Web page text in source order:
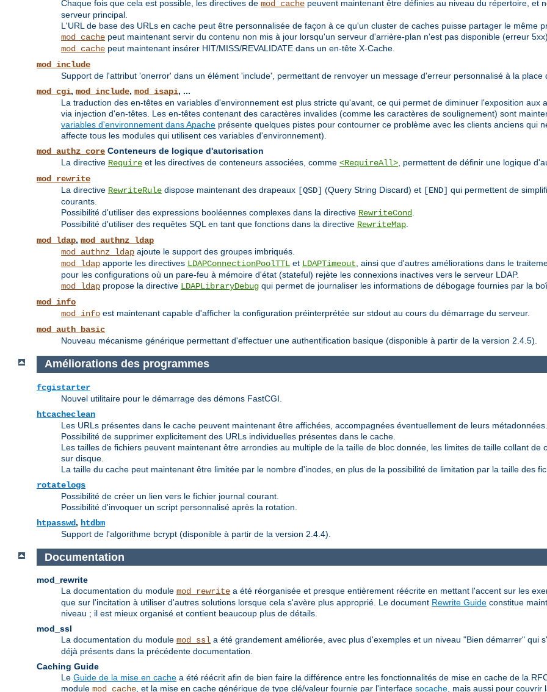
Chaque fois que cela est possible, les directives de mod_cache peuvent maintenant être définies au niveau du répertoire, et
serveur principal.
L'URL de base des URLs en cache peut être personnalisée de façon à ce qu'un cluster de caches puisse partager le même
mod_cache peut maintenant servir du contenu non mis à jour lorsqu'un serveur d'arrière-plan n'est pas disponible (erreur
mod_cache peut maintenant insérer HIT/MISS/REVALIDATE dans un en-tête X-Cache.
mod_include
Support de l'attribut 'onerror' dans un élément 'include', permettant de renvoyer un message d'erreur personnalisé à la
mod_cgi, mod_include, mod_isapi, ...
La traduction des en-têtes en variables d'environnement est plus stricte qu'avant, ce qui permet de diminuer l'exposition aux
via injection d'en-têtes. Les en-têtes contenant des caractères invalides (comme les caractères de soulignement) sont
variables d'environnement dans Apache présente quelques pistes pour contourner ce problème avec les clients anciens qui
affecte tous les modules qui utilisent ces variables d'environnement).
mod_authz_core Conteneurs de logique d'autorisation
La directive Require et les directives de conteneurs associées, comme <RequireAll>, permettent de définir une logique
mod_rewrite
La directive RewriteRule dispose maintenant des drapeaux [QSD] (Query String Discard) et [END] qui permettent de
courants.
Possibilité d'utiliser des expressions booléennes complexes dans la directive RewriteCond.
Possibilité d'utiliser des requêtes SQL en tant que fonctions dans la directive RewriteMap.
mod_ldap, mod_authnz_ldap
mod_authnz_ldap ajoute le support des groupes imbriqués.
mod_ldap apporte les directives LDAPConnectionPoolTTL et LDAPTimeout, ainsi que d'autres améliorations dans le
pour les configurations où un pare-feu à mémoire d'état (stateful) rejète les connexions inactives vers le serveur LDAP.
mod_ldap propose la directive LDAPLibraryDebug qui permet de journaliser les informations de débogage fournies par la
mod_info
mod_info est maintenant capable d'afficher la configuration préinterprétée sur stdout au cours du démarrage du serveur.
mod_auth_basic
Nouveau mécanisme générique permettant d'effectuer une authentification basique (disponible à partir de la version 2.4.5).
Améliorations des programmes
fcgistarter
Nouvel utilitaire pour le démarrage des démons FastCGI.
htcacheclean
Les URLs présentes dans le cache peuvent maintenant être affichées, accompagnées éventuellement de leurs métadonnées.
Possibilité de supprimer explicitement des URLs individuelles présentes dans le cache.
Les tailles de fichiers peuvent maintenant être arrondies au multiple de la taille de bloc donnée, les limites de taille collant de
sur disque.
La taille du cache peut maintenant être limitée par le nombre d'inodes, en plus de la possibilité de limitation par la taille des
rotatelogs
Possibilité de créer un lien vers le fichier journal courant.
Possibilité d'invoquer un script personnalisé après la rotation.
htpasswd, htdbm
Support de l'algorithme bcrypt (disponible à partir de la version 2.4.4).
Documentation
mod_rewrite
La documentation du module mod_rewrite a été réorganisée et presque entièrement réécrite en mettant l'accent sur les
que sur l'incitation à utiliser d'autres solutions lorsque cela s'avère plus approprié. Le document Rewrite Guide constitue
niveau ; il est mieux organisé et contient beaucoup plus de détails.
mod_ssl
La documentation du module mod_ssl a été grandement améliorée, avec plus d'exemples et un niveau "Bien démarrer" qui
déjà présents dans la précédente documentation.
Caching Guide
Le Guide de la mise en cache a été réécrit afin de bien faire la différence entre les fonctionnalités de mise en cache de la
module mod_cache, et la mise en cache générique de type clé/valeur fournie par l'interface socache, mais aussi pour couvrir